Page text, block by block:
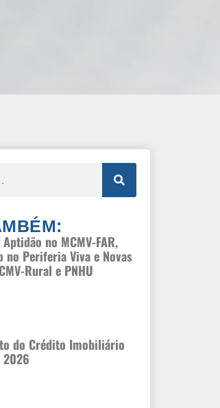
no MCMV-FAR,
no Periferia Viva e Novas
Rural e PNHU
do Crédito Imobiliário